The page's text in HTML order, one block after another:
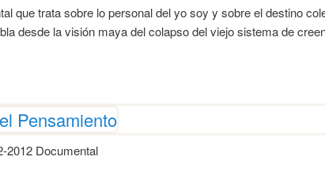
que trata sobre lo personal del yo soy y sobre el destino
desde la visión maya del colapso del viejo sistema de
Pensamiento
2012 Documental